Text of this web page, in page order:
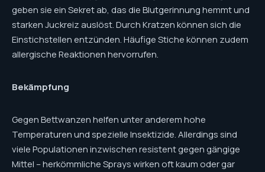
geben sie ein Sekret ab, das die Blutgerinnung hemmt und
starken Juckreiz auslöst. Durch Kratzen können sich die
Einstichstellen entzünden. Häufige Stiche können zudem
allergische Reaktionen hervorrufen.
Bekämpfung
Gegen Bettwanzen helfen unter anderem hohe
Temperaturen und spezielle Insektizide. Allerdings sind
viele Populationen inzwischen resistent gegen gängige
Mittel – herkömmliche Sprays wirken oft kaum oder gar